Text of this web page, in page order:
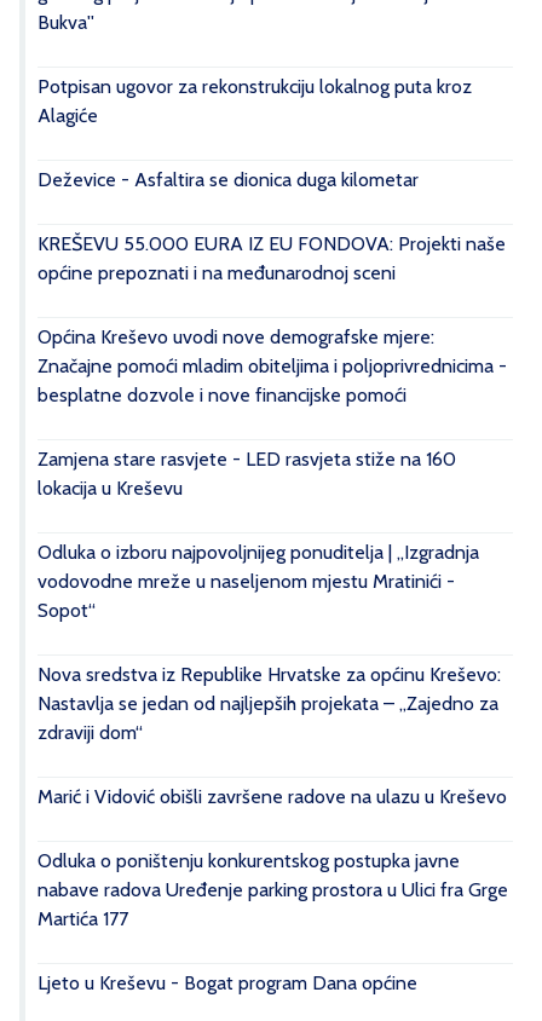
Bukva''
Potpisan ugovor za rekonstrukciju lokalnog puta kroz
Alagiće
Deževice - Asfaltira se dionica duga kilometar
KREŠEVU 55.000 EURA IZ EU FONDOVA: Projekti naše
općine prepoznati i na međunarodnoj sceni
Općina Kreševo uvodi nove demografske mjere:
Značajne pomoći mladim obiteljima i poljoprivrednicima -
besplatne dozvole i nove financijske pomoći
Zamjena stare rasvjete - LED rasvjeta stiže na 160
lokacija u Kreševu
Odluka o izboru najpovoljnijeg ponuditelja | „Izgradnja
vodovodne mreže u naseljenom mjestu Mratinići -
Sopot“
Nova sredstva iz Republike Hrvatske za općinu Kreševo:
Nastavlja se jedan od najljepših projekata – „Zajedno za
zdraviji dom“
Marić i Vidović obišli završene radove na ulazu u Kreševo
Odluka o poništenju konkurentskog postupka javne
nabave radova Uređenje parking prostora u Ulici fra Grge
Martića 177
Ljeto u Kreševu - Bogat program Dana općine